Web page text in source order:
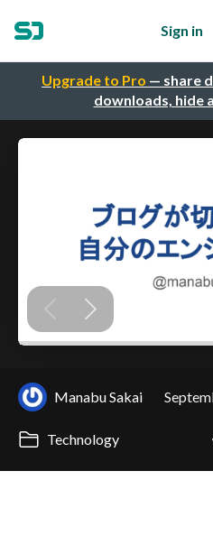
Upgrade to Pro — share
downloads, hide
Sign in
Manabu Sakai
Technology